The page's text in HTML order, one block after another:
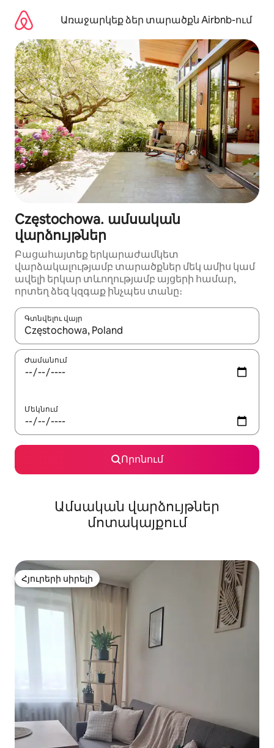
բովանդակությանըԱռաջարկեք ձեր տարածքն Airbnb-ում
Częstochowa․ ամսական
վարձույթներ
Բացահայտեք երկարաժամկետ
վարձակալությամբ տարածքներ մեկ ամիս կամ
ավելի երկար տևողությամբ այցերի համար,
որտեղ ձեզ կզգաք ինչպես տանը։
Գտնվելու վայր
Երբ արդյունքները հասանելի լինեն, սլաքների
Ժամանում
Մեկնում
Որոնում
Ամսական վարձույթներ
մոտակայքում
Հյուրերի սիրելի
Հյուրերի սիրելի